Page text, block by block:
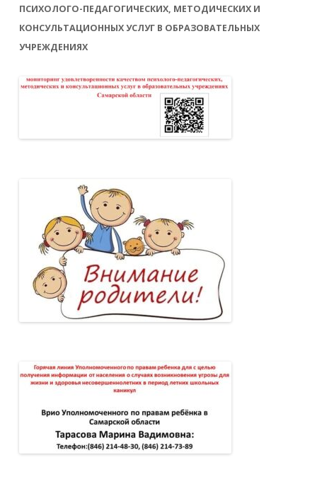
ПСИХОЛОГО-ПЕДАГОГИЧЕСКИХ, МЕТОДИЧЕСКИХ И
КОНСУЛЬТАЦИОННЫХ УСЛУГ В ОБРАЗОВАТЕЛЬНЫХ
УЧРЕЖДЕНИЯХ